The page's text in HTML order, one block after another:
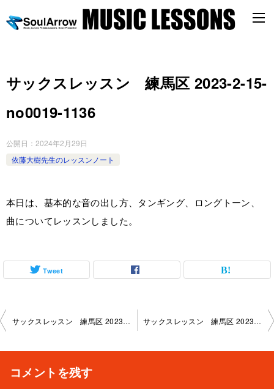
サックスレッスン 練馬区 2023-2-15-
no0019-1136
公開日： 2024年2月29日
依藤大樹先生のレッスンノート
本日は、基本的な音の出し方、タンギング、ロングトーン、
曲についてレッスンしました。
Tweet
投
サックスレッスン 練馬区 2023-1-29-no0019-1136 サックスレッスン 練馬区 2023-2-17-no0019-1136
コメントを残す